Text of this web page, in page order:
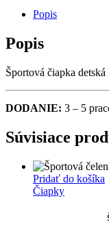
POPRAD
DETSKÁ
QUANTITY
Popis
Popis
Športová čiapka
DODANIE: 3 – 5
Súvisiace
Pridať do košíka
Čiapky